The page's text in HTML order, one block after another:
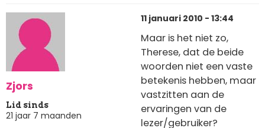
Zjors
Lid sinds
21 jaar 7 maanden
11 januari 2010 - 13:44
Maar is het niet zo,
Therese, dat de beide
woorden niet een vaste
betekenis hebben, maar
vastzitten aan de
ervaringen van de
lezer/gebruiker?